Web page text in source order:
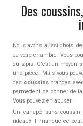
Des
Nous avons aussi choisi
ou votre chambre. Vous
du tapis. C'est un moyen
une pièce. Mais vous
des coussins oranges
permettent de donner de
Vous pouvez en abuser !
Un canapé sans
rideaux. Il manque ce